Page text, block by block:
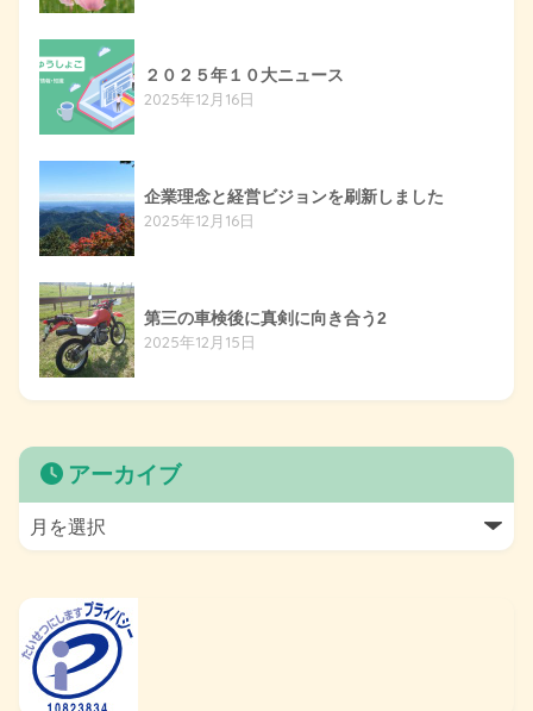
２０２５年１０大ニュース
2025年12月16日
企業理念と経営ビジョンを刷新しました
2025年12月16日
第三の車検後に真剣に向き合う2
2025年12月15日
アーカイブ